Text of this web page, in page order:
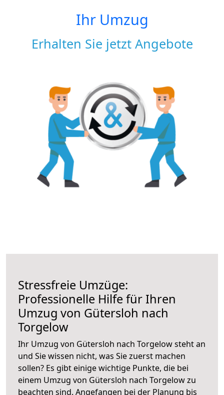
Ihr Umzug
Erhalten Sie jetzt Angebote
Stressfreie Umzüge:
Professionelle Hilfe für Ihren
Umzug von Gütersloh nach
Torgelow
Ihr Umzug von Gütersloh nach Torgelow steht an
und Sie wissen nicht, was Sie zuerst machen
sollen? Es gibt einige wichtige Punkte, die bei
einem Umzug von Gütersloh nach Torgelow zu
beachten sind. Angefangen bei der Planung bis